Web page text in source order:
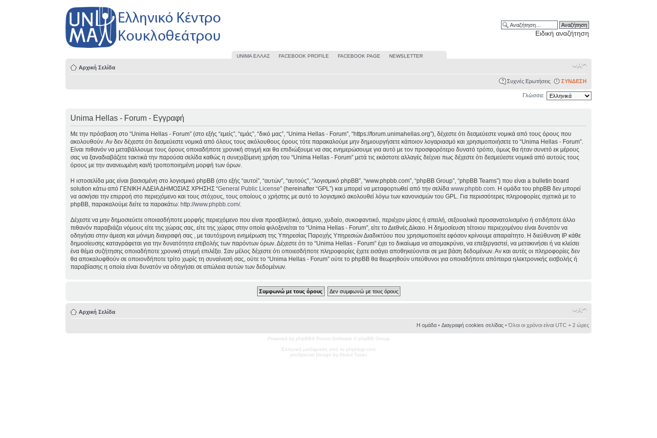
Ειδική αναζήτηση
UΝΙΜΑ ΕΛΛΑΣ FACEBOOK PROFILE FACEBOOK PAGE NEWSLETTER
Αρχική Σελίδα
Συχνές Ερωτήσεις ΣΥΝΔΕΣΗ
Γλώσσα:
Unima Hellas - Forum - Εγγραφή
Με την πρόσβαση στο “Unima Hellas - Forum” (στο εξής “εμείς”, “εμάς”, “δικό μας”, “Unima Hellas - Forum”, “https://forum.unimahellas.org”), δέχεστε ότι δεσμεύεστε νομικά από τους όρους που
ακολουθούν. Αν δεν δέχεστε ότι δεσμεύεστε νομικά από όλους τους ακόλουθους όρους τότε παρακαλούμε μην δημιουργήσετε κάποιον λογαριασμό και χρησιμοποιήσετε το “Unima Hellas - Forum”.
Είναι πιθανόν να μεταβάλλουμε τους όρους οποιαδήποτε χρονική στιγμή και θα επιδιώξουμε να σας ενημερώσουμε για αυτό με τον προσφορότερο δυνατό τρόπο, όμως θα ήταν συνετό εκ μέρους
σας να ξαναδιαβάζετε τακτικά την παρούσα σελίδα καθώς η συνεχιζόμενη χρήση του “Unima Hellas - Forum” μετά τις εκάστοτε αλλαγές δείχνει πως δέχεστε ότι δεσμεύεστε νομικά από αυτούς τους
όρους με την ανανεωμένη και/ή τροποποιημένη μορφή των όρων.
Η ιστοσελίδα μας είναι βασισμένη στο λογισμικό phpBB (στο εξής “αυτοί”, “αυτών”, “αυτούς”, “λογισμικό phpBB”, “www.phpbb.com”, “phpBB Group”, “phpBB Teams”) που είναι a bulletin board
solution κάτω από ΓΕΝΙΚΗ ΑΔΕΙΑ ΔΗΜΟΣΙΑΣ ΧΡΗΣΗΣ “General Public License” (hereinafter “GPL”) και μπορεί να μεταφορτωθεί από την σελίδαwww.phpbb.com . Η ομάδα του phpBB δεν μπορεί
να ασκήσει την επιρροή στο περιεχόμενο και τους στόχους, τους οποίους ο χρήστης με αυτό το λογισμικό ακολουθεί λόγω των κανονισμών του GPL. Για περισσότερες πληροφορίες σχετικά με το
phpBB, παρακαλούμε δείτε τα παρακάτω:http://www.phpbb.com/.
Δέχεστε να μην δημοσιεύετε οποιασδήποτε μορφής περιεχόμενο που είναι προσβλητικό, άσεμνο, χυδαίο, συκοφαντικό, περιέχον μίσος ή απειλή, σεξουαλικά προσανατολισμένο ή οτιδήποτε άλλο
πιθανόν παραβιάζει νόμους είτε της χώρας σας, είτε της χώρας στην οποία φιλοξενείται το “Unima Hellas - Forum”, είτε το Διεθνές Δίκαιο. Η δημοσίευση τέτοιου περιεχομένου είναι δυνατόν να
οδηγήσει στην άμεση και μόνιμη διαγραφή σας , με ταυτόχρονη ενημέρωση της Υπηρεσίας Παροχής Υπηρεσιών Διαδικτύου που χρησιμοποιείτε εφόσον κρίνουμε απαραίτητο. Η διεύθυνση IP κάθε
δημοσίευσης καταγράφεται για την δυνατότητα επιβολής των παρόντων όρων. Δέχεστε ότι το “Unima Hellas - Forum” έχει το δικαίωμα να απομακρύνει, να επεξεργαστεί, να μετακινήσει ή να κλείσει
ένα θέμα συζήτησης οποιαδήποτε χρονική στιγμή επιλέξει. Σαν μέλος δέχεστε ότι οποιεσδήποτε πληροφορίες έχετε εισάγει αποθηκεύονται σε μια βάση δεδομένων. Αν και αυτές οι πληροφορίες δεν
θα αποκαλυφθούν σε οποιονδήποτε τρίτο χωρίς τη συναίνεσή σας, ούτε το “Unima Hellas - Forum” ούτε το phpBB θα θεωρηθούν υπεύθυνοι για οποιαδήποτε απόπειρα ηλεκτρονικής εισβολής ή
παραβίασης η οποία είναι δυνατόν να οδηγήσει σε απώλεια αυτών των δεδομένων.
Αρχική Σελίδα
Η ομάδα• Διαγραφή cookies σελίδας• Όλοι οι χρόνοι είναι UTC + 2 ώρες
Powered by phpBB® Forum Software © phpBB Group
Ελληνική μετάφραση από το phpbbgr.com
proSpecial Design by Abdul Turan